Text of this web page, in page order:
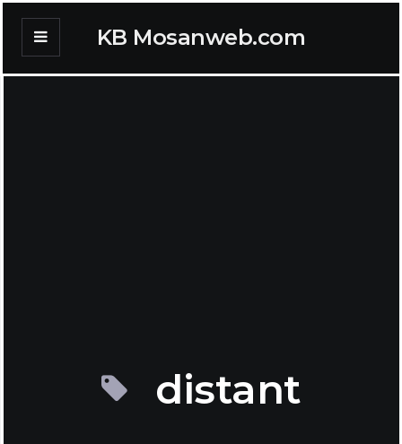
KB Mosanweb.com
distant